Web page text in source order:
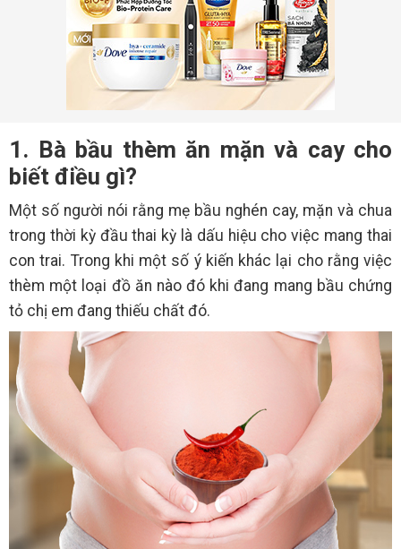
1. Bà bầu thèm ăn mặn và cay cho
biết điều gì?
Một số người nói rằng mẹ bầu nghén cay, mặn và chua
trong thời kỳ đầu thai kỳ là dấu hiệu cho việc mang thai
con trai. Trong khi một số ý kiến khác lại cho rằng việc
thèm một loại đồ ăn nào đó khi đang mang bầu chứng
tỏ chị em đang thiếu chất đó.